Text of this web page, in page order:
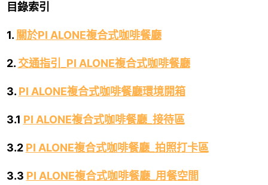
目錄索引
1. 關於PI ALONE複合式咖啡餐廳
2. 交通指引_PI ALONE複合式咖啡餐廳
3. PI ALONE複合式咖啡餐廳環境開箱
3.1 PI ALONE複合式咖啡餐廳_接待區
3.2 PI ALONE複合式咖啡餐廳_拍照打卡區
3.3 PI ALONE複合式咖啡餐廳_用餐空間